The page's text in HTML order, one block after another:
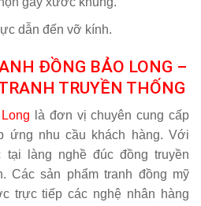
dẫn đến vỡ kính.
ĐỒNG BẢO LONG –
TRUYỀN THỐNG
là đơn vị chuyên cung cấp
ứng nhu cầu khách hàng. Với
làng nghề đúc đồng truyền
Các sản phẩm tranh đồng mỹ
trực tiếp các nghệ nhân hàng